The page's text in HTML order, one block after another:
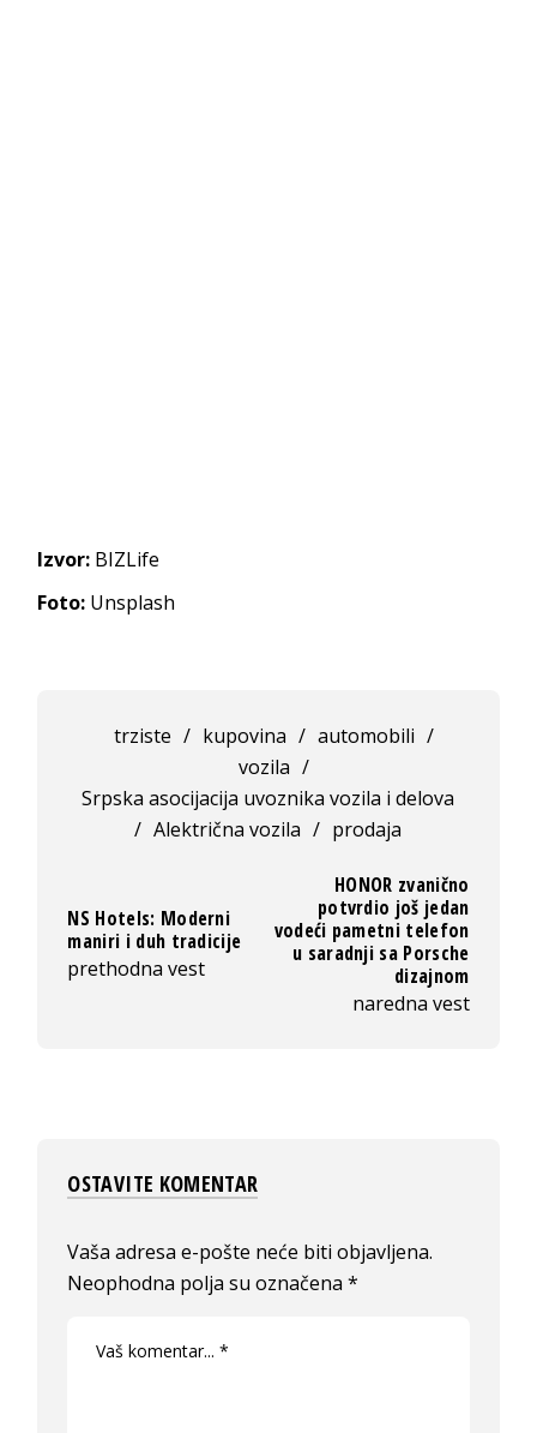
Izvor: BIZLife
Foto: Unsplash
trziste / kupovina / automobili /
vozila /
Srpska asocijacija uvoznika vozila i delova
/ Alektrična vozila / prodaja
NS Hotels: Moderni
maniri i duh tradicije
prethodna vest
HONOR zvanično
potvrdio još jedan
vodeći pametni telefon
u saradnji sa Porsche
dizajnom
naredna vest
OSTAVITE KOMENTAR
Vaša adresa e-pošte neće biti objavljena.
Neophodna polja su označena*